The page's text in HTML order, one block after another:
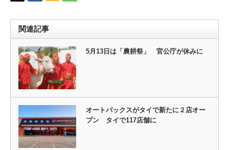
関連記事
5月13日は「農耕祭」 官公庁が休みに
オートバックスがタイで新たに２店オー
プン タイで117店舗に